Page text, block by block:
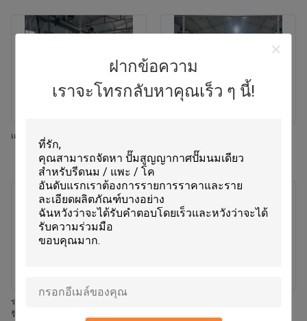
ฝากข้อความ
เราจะโทรกลับหาคุณเร็ว ๆ นี้!
เครื่องวัดกระแสนม เครื่องวัดกระแสนม
เครื่องวัดน้ำนม Flow Milk Meter และ
ระบบถอดหัวนมรีดอัตโนมัติ ACR
ระบบการกําจัดคลัสเตอร์อัตโนมัติสําห
รับห้องนมด้วยการนมอัตโนมัติ ความถี่